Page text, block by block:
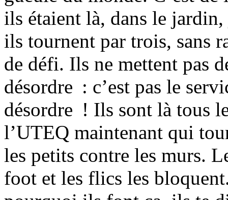
ils étaient là, dans le
ils tournent par trois, sans
de défi. Ils ne mettent pas
désordre : c’est pas le
désordre ! Ils sont là tous
l’UTEQ maintenant qui
les petits contre les murs.
foot et les flics les